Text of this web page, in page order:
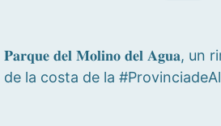
𝐏𝐚𝐫𝐪𝐮𝐞 𝐝𝐞𝐥 𝐌𝐨𝐥𝐢𝐧𝐨 𝐝𝐞𝐥 𝐀𝐠𝐮𝐚,
de la costa de la